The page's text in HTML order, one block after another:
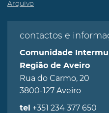
Arquivo
contactos e
Comunidade
Região de Aveiro
Rua do Carmo, 20
3800-127 Aveiro
tel +351 234 377 650